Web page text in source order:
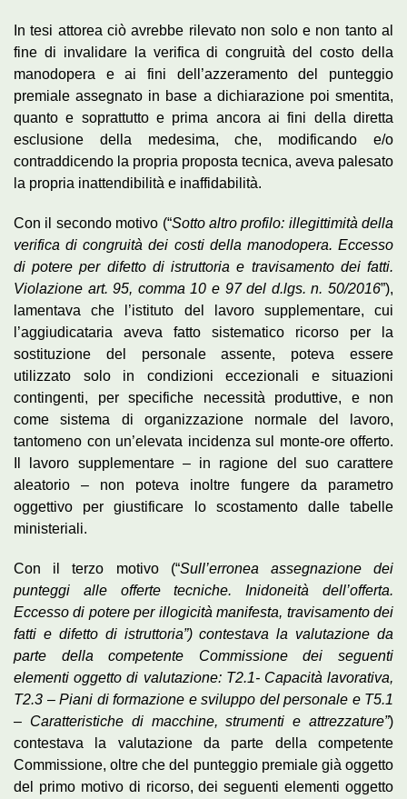
In tesi attorea ciò avrebbe rilevato non solo e non tanto al
fine di invalidare la verifica di congruità del costo della
manodopera e ai fini dell’azzeramento del punteggio
premiale assegnato in base a dichiarazione poi smentita,
quanto e soprattutto e prima ancora ai fini della diretta
esclusione della medesima, che, modificando e/o
contraddicendo la propria proposta tecnica, aveva palesato
la propria inattendibilità e inaffidabilità.
Con il secondo motivo (“Sotto altro profilo: illegittimità della
verifica di congruità dei costi della manodopera. Eccesso
di potere per difetto di istruttoria e travisamento dei fatti.
Violazione art. 95, comma 10 e 97 del d.lgs. n. 50/2016”),
lamentava che l’istituto del lavoro supplementare, cui
l’aggiudicataria aveva fatto sistematico ricorso per la
sostituzione del personale assente, poteva essere
utilizzato solo in condizioni eccezionali e situazioni
contingenti, per specifiche necessità produttive, e non
come sistema di organizzazione normale del lavoro,
tantomeno con un’elevata incidenza sul monte-ore offerto.
Il lavoro supplementare – in ragione del suo carattere
aleatorio – non poteva inoltre fungere da parametro
oggettivo per giustificare lo scostamento dalle tabelle
ministeriali.
Con il terzo motivo (“Sull’erronea assegnazione dei
punteggi alle offerte tecniche. Inidoneità dell’offerta.
Eccesso di potere per illogicità manifesta, travisamento dei
fatti e difetto di istruttoria”) contestava la valutazione da
parte della competente Commissione dei seguenti
elementi oggetto di valutazione: T2.1- Capacità lavorativa,
T2.3 – Piani di formazione e sviluppo del personale e T5.1
– Caratteristiche di macchine, strumenti e attrezzature”)
contestava la valutazione da parte della competente
Commissione, oltre che del punteggio premiale già oggetto
del primo motivo di ricorso, dei seguenti elementi oggetto